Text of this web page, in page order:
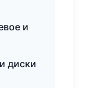
и
диски